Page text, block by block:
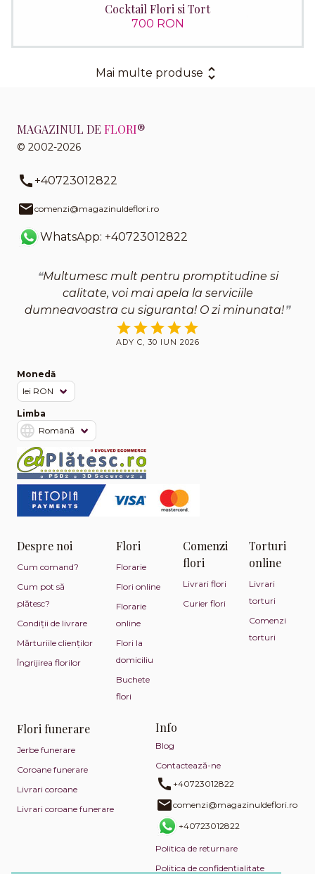
Cocktail Flori si Tort
700 RON
Mai multe produse
MAGAZINUL DE FLORI®
© 2002-2026
+40723012822
comenzi@magazinuldeflori.ro
WhatsApp: +40723012822
Multumesc mult pentru promptitudine si
calitate, voi mai apela la serviciile
dumneavoastra cu siguranta! O zi minunata!
ADY C, 30 IUN 2026
Monedă
Limba
Despre noi
Cum comand?
Cum pot să
plătesc?
Condiții de livrare
Mărturiile clienților
Îngrijirea florilor
Flori
Florarie
Flori online
Florarie
online
Flori la
domiciliu
Buchete
flori
Comenzi
flori
Livrari flori
Curier flori
Torturi
online
Livrari
torturi
Comenzi
torturi
Flori funerare
Jerbe funerare
Coroane funerare
Livrari coroane
Livrari coroane funerare
Info
Blog
Contactează-ne
+40723012822
comenzi@magazinuldeflori.ro
+40723012822
Politica de returnare
Politica de confidențialitate